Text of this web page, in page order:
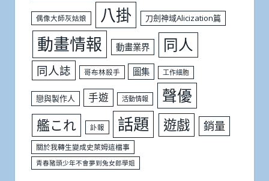
偶像大師灰姑娘 八掛 刀劍神域Alicization篇
動畫情報 動畫業界 同人
同人誌 哥布林殺手 圖集 工作細胞
戀與製作人 手遊 活動情報 聲優
艦これ 訃報 話題 遊戲 銷量
關於我轉生變成史萊姆這檔事
青春豬頭少年不會夢到兔女郎學姐